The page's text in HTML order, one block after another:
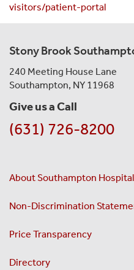
visitors/patient-portal
Stony Brook
240 Meeting House Lane
Southampton, NY 11968
Give us a Call
(631) 726-8200
About Southampton Hospital
Non-Discrimination
Price Transparency
Directory